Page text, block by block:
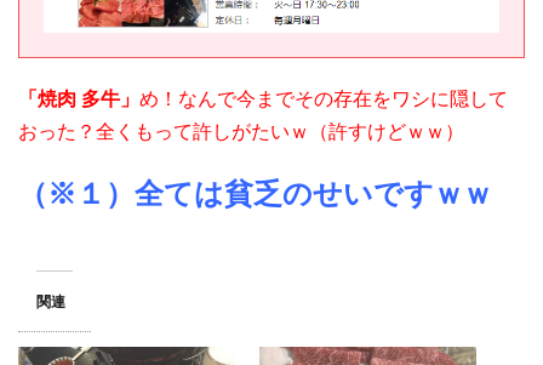
「焼肉 多牛」 め！なんで今までその存在をワシに隠して
おった？全くもって許しがたいｗ（許すけどｗｗ）
（※１）全ては貧乏のせいですｗｗ
関連